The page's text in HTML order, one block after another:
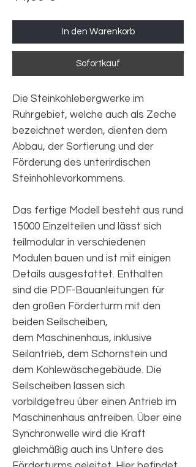
In den Warenkorb
Sofortkauf
Die Steinkohlebergwerke im
Ruhrgebiet, welche auch als Zeche
bezeichnet werden, dienten dem
Abbau, der Sortierung und der
Förderung des unterirdischen
Steinhohlevorkommens.
Das fertige Modell besteht aus rund
15000 Einzelteilen und lässt sich
teilmodular in verschiedenen
Modulen bauen und ist mit einigen
Details ausgestattet. Enthalten
sind die PDF-Bauanleitungen für
den großen Förderturm mit den
beiden Seilscheiben,
dem Maschinenhaus, inklusive
Seilantrieb, dem Schornstein und
dem Kohlewäschegebäude. Die
Seilscheiben lassen sich
vorbildgetreu über einen Antrieb im
Maschinenhaus antreiben. Über eine
Synchronwelle wird die Kraft
gleichmäßig auch ins Untere des